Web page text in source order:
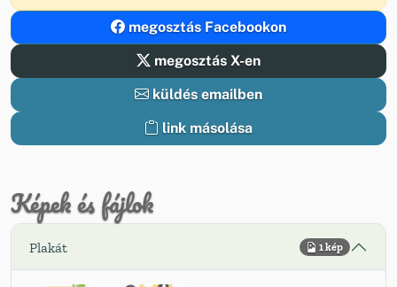
megosztás Facebookon
megosztás X-en
küldés emailben
link másolása
Képek és fájlok
Plakát 1 kép